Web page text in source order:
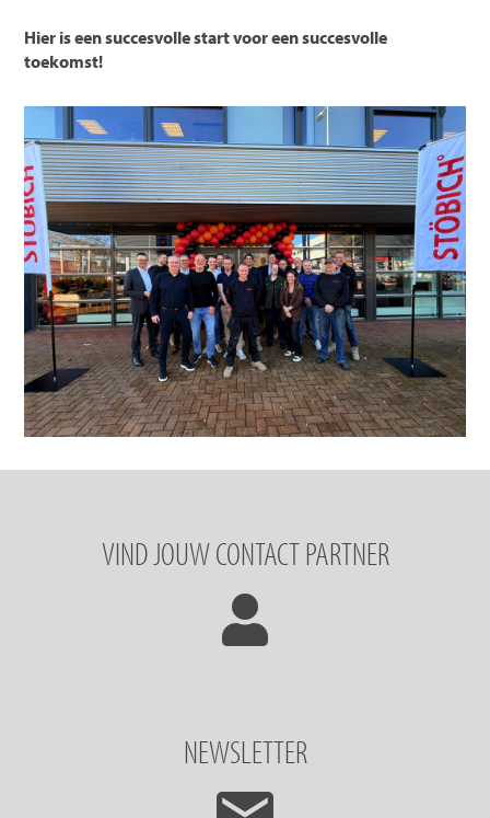
Hier is een succesvolle start voor een succesvolle
toekomst!
VIND JOUW CONTACT PARTNER
NEWSLETTER